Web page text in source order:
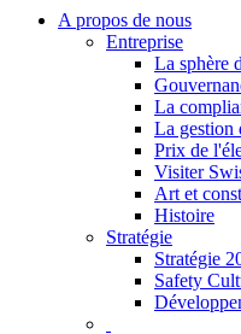
A propos de nous
Entreprise
La sphère
La
La gestion
Prix de
Visiter
Art et
Histoire
Stratégie
Stratégie
Safety